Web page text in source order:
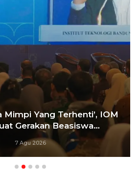
Mimpi Yang Terhenti’, IOM
Gerakan Beasiswa…
7 Agu 2026